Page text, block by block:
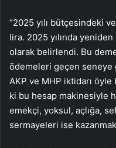
“2025 yılı bütçesindeki
lira. 2025 yılında
olarak belirlendi. Bu
ödemeleri geçen seneye
AKP ve MHP iktidarı
ki bu hesap makinesiyle
emekçi, yoksul, açlığa,
sermayeleri ise